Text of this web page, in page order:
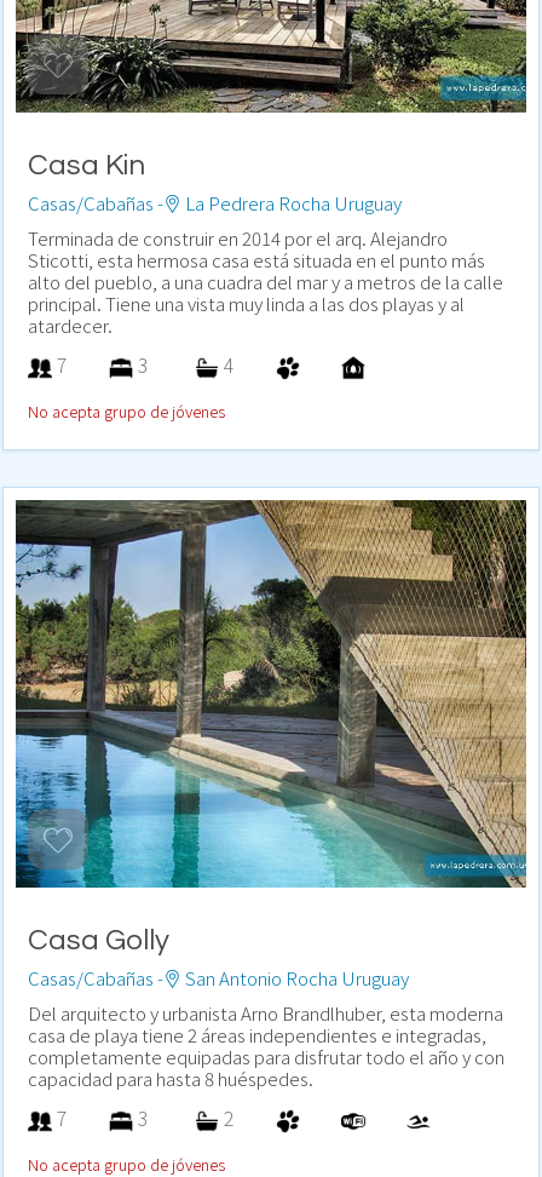
Casa Kin
Casas/Cabañas -
La Pedrera Rocha Uruguay
Terminada de construir en 2014 por el arq. Alejandro
Sticotti, esta hermosa casa está situada en el punto más
alto del pueblo, a una cuadra del mar y a metros de la calle
principal. Tiene una vista muy linda a las dos playas y al
atardecer.
7 3 4
No acepta grupo de jóvenes
Casa Golly
Casas/Cabañas -
San Antonio Rocha Uruguay
Del arquitecto y urbanista Arno Brandlhuber, esta moderna
casa de playa tiene 2 áreas independientes e integradas,
completamente equipadas para disfrutar todo el año y con
capacidad para hasta 8 huéspedes.
7 3 2
No acepta grupo de jóvenes